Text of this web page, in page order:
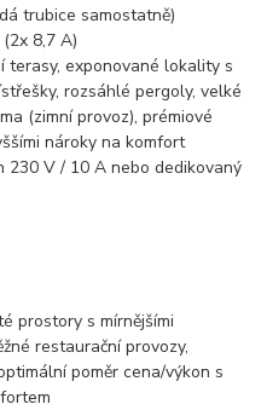
trubice samostatně)
8,7 A)
terasy, exponované lokality s
rozsáhlé pergoly, velké
(zimní provoz), prémiové
nároky na komfort
230 V / 10 A nebo dedikovaný
prostory s mírnějšími
restaurační provozy,
poměr cena/výkon s